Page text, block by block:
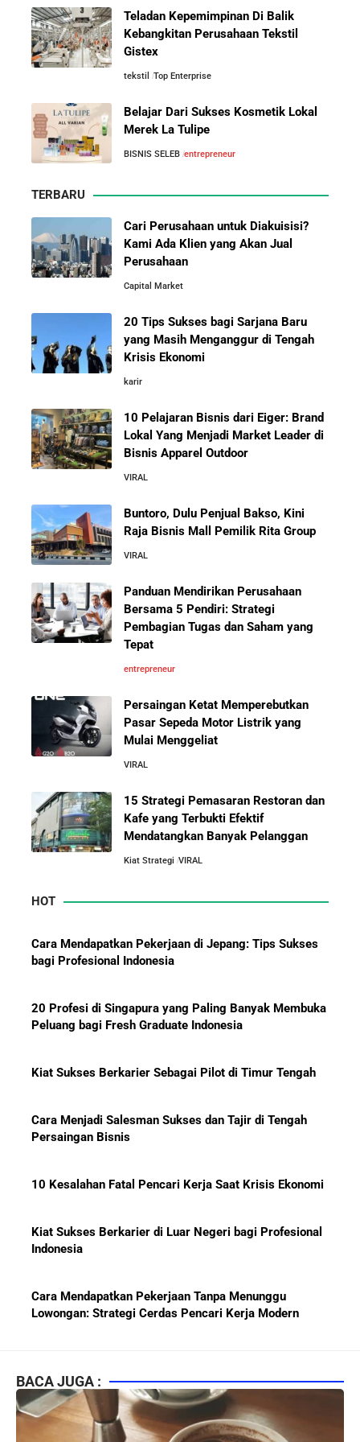
Mengenal Onitsuka Tiger: 8 Fakta
Menarik di Balik Sepatu Ikonik
10 Pelajaran Bisnis dari Eiger:
Kisah Wardah Group: Dari Usaha Rumahan Jadi
Pemimpin Industri Kecantikan Nasional
Kisah Sukses Todd Boehly: Cucu Pekerja Pabrik yang
Membawa Chelsea FC Juara Dunia
Energi Indonesia yang Mendirikan Medco Group
5 Tahun Pertama WhatsApp: Kisah Perintisan,
Perjuangan, dan Keputusan Krusial yang Menentukan
Belajar dari Kopi Kenangan: Cara Membangun Resto
Kafe yang Cepat Tumbuh dan Menguntungkan
Cara Mendirikan Kafe Sukses Seperti Kopi Kenangan,
Fore Coffee, dan Tuku: Panduan Lengkap untuk Pemula
Rahasia Sukses Starbucks: Strategi Branding dan
5 Cara Aman Pindah Kuadran dari Karyawan ke
Entrepreneur Tanpa Bikin Keluarga Kaget & Keuangan
Kacau
10 Kiat Aman Memulai Bisnis dari Nol: Panduan
Lengkap untuk Pemula
5 Alasan Kenapa Bekerja di Perusahaan Orang Lain
Sebelum Memulai Usaha Sendiri Adalah Langkah
Cerdas
Orang Lain Sebelum Bikin Bisnis Sendiri
Jurus-Jurus Bisnis UMKM Agar Bertahan Saat Krisis
Ekonomi dan Penjualan Turun
Mengapa Orang Kaya Justru Menambah Aset Saat
Teladan Kepemimpinan Di Balik
Kebangkitan Perusahaan Tekstil
Gistex
tekstil Top Enterprise
Belajar Dari Sukses Kosmetik Lokal
Merek La Tulipe
BISNIS SELEB entrepreneur
TERBARU
Cari Perusahaan untuk Diakuisisi?
Kami Ada Klien yang Akan Jual
Perusahaan
Capital Market
20 Tips Sukses bagi Sarjana Baru
yang Masih Menganggur di Tengah
Krisis Ekonomi
karir
10 Pelajaran Bisnis dari Eiger: Brand
Lokal Yang Menjadi Market Leader di
Bisnis Apparel Outdoor
VIRAL
Buntoro, Dulu Penjual Bakso, Kini
Raja Bisnis Mall Pemilik Rita Group
VIRAL
Panduan Mendirikan Perusahaan
Bersama 5 Pendiri: Strategi
Pembagian Tugas dan Saham yang
Tepat
entrepreneur
Persaingan Ketat Memperebutkan
Pasar Sepeda Motor Listrik yang
Mulai Menggeliat
VIRAL
15 Strategi Pemasaran Restoran dan
Kafe yang Terbukti Efektif
Mendatangkan Banyak Pelanggan
Kiat Strategi VIRAL
HOT
Cara Mendapatkan Pekerjaan di Jepang: Tips Sukses
bagi Profesional Indonesia
20 Profesi di Singapura yang Paling Banyak Membuka
Peluang bagi Fresh Graduate Indonesia
Kiat Sukses Berkarier Sebagai Pilot di Timur Tengah
Cara Menjadi Salesman Sukses dan Tajir di Tengah
Persaingan Bisnis
10 Kesalahan Fatal Pencari Kerja Saat Krisis Ekonomi
Kiat Sukses Berkarier di Luar Negeri bagi Profesional
Indonesia
Cara Mendapatkan Pekerjaan Tanpa Menunggu
Lowongan: Strategi Cerdas Pencari Kerja Modern
bagi Fresh Graduate
10 Lembaga Sertifikasi IT Paling Terkenal di Dunia dan
BACA JUGA :